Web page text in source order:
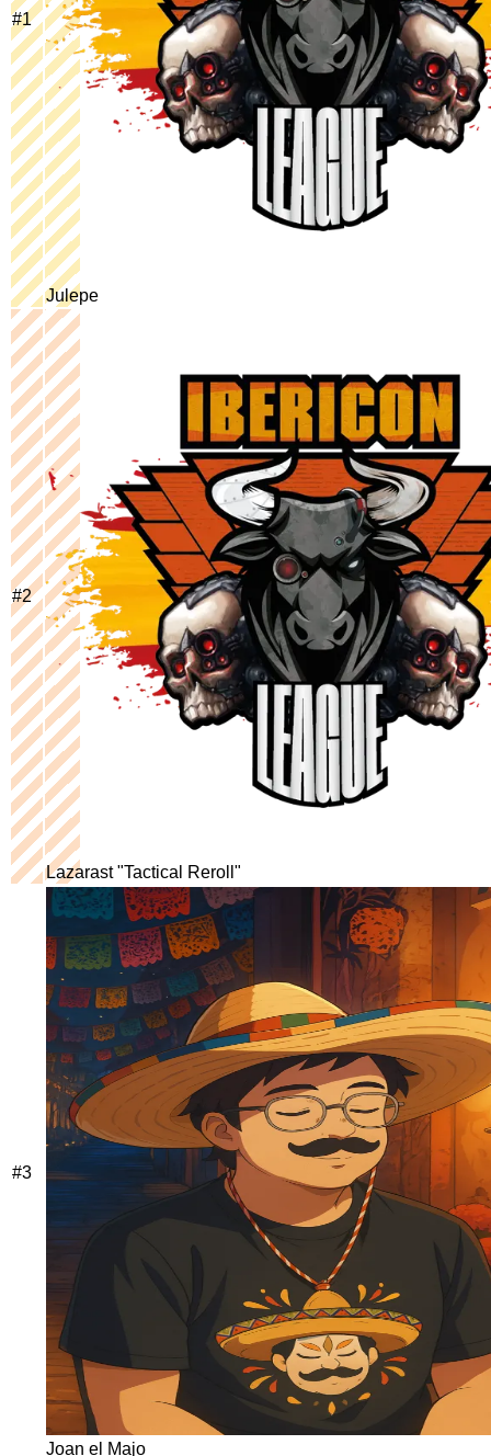
#1
Julepe
#2
Lazarast "Tactical Reroll"
#3
Joan el Majo